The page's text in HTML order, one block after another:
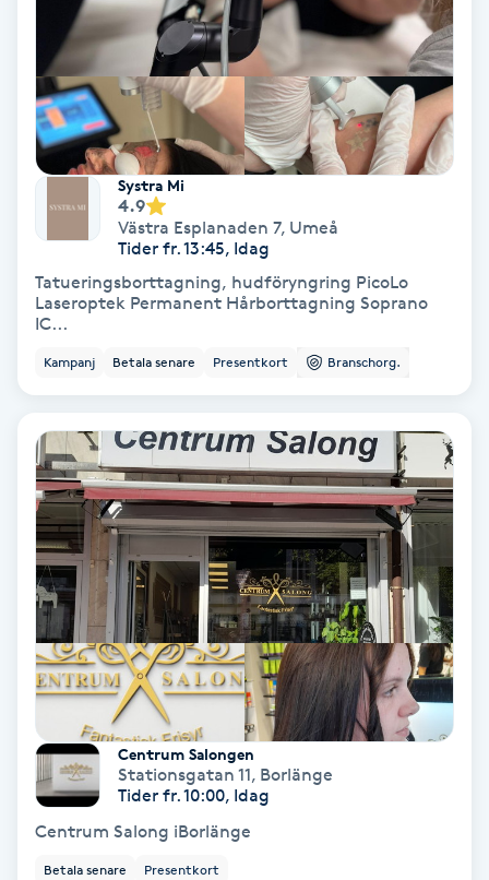
Mixfransar
Nagelförlängning
Nagelförlängning akryl
Nagelförlängning gelé
Nagelförlängning glasfiber
Nagelförlängning silke
Nagelförstärkning
Nagelklippning
Nagelsvamp
Nageltrång
Nagelvård
Naglar borttagning
Naglar reparation
Naprapati
Systra Mi
4.9
Västra Esplanaden 7, Umeå
Tider fr. 13:45, Idag
Tatueringsborttagning, hudföryngring PicoLo
Laseroptek Permanent Hårborttagning Soprano
IC...
Kampanj Betala senare Presentkort Branschorg.
Centrum Salongen
Stationsgatan 11, Borlänge
Tider fr. 10:00, Idag
Centrum Salong iBorlänge
Betala senare Presentkort